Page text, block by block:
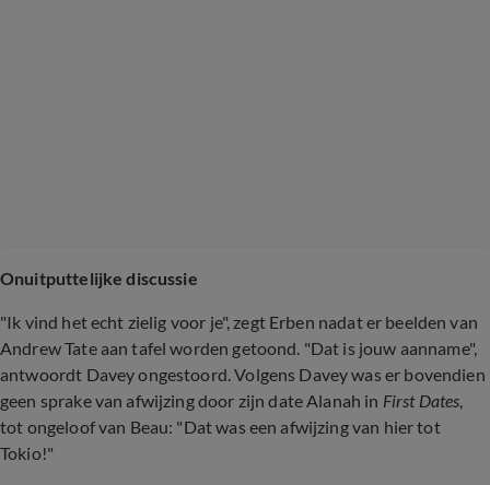
Onuitputtelijke discussie
"Ik vind het echt zielig voor je", zegt Erben nadat er beelden van
Andrew Tate aan tafel worden getoond. "Dat is jouw aanname",
antwoordt Davey ongestoord. Volgens Davey was er bovendien
geen sprake van afwijzing door zijn date Alanah in First Dates,
tot ongeloof van Beau: "Dat was een afwijzing van hier tot
Tokio!"